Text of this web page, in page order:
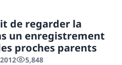
de regarder la
un enregistrement
proches parents
5,848